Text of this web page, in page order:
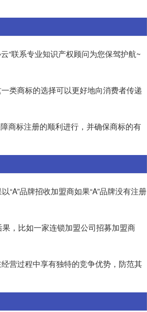
“联系专业知识产权顾问为您保驾护航~
类商标的选择可以更好地向消费者传递
商标注册的顺利进行，并确保商标的有
品牌招收加盟商如果“A”品牌没有注册
，比如一家连锁加盟公司招募加盟商
营过程中享有独特的竞争优势，防范其